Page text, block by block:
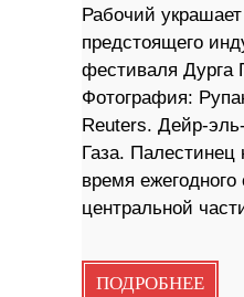
Рабочий
предстоящего
фестиваля Дурга
Фотография:
Reuters. Дейр-
Газа.
время
центральной
ПОДРОБНЕЕ